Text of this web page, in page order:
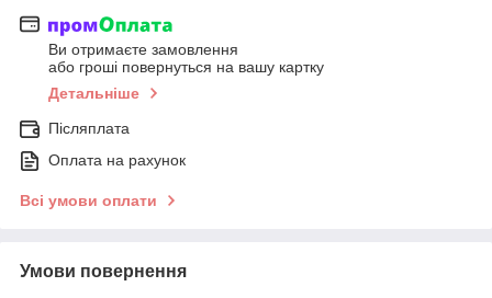
Ви отримаєте замовлення
або гроші повернуться на вашу картку
Детальніше
Післяплата
Оплата на рахунок
Всі умови оплати
Умови повернення